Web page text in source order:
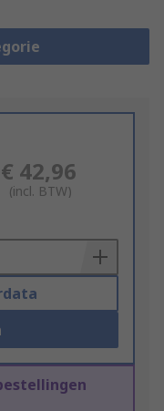
€ 42,96
(incl. BTW)